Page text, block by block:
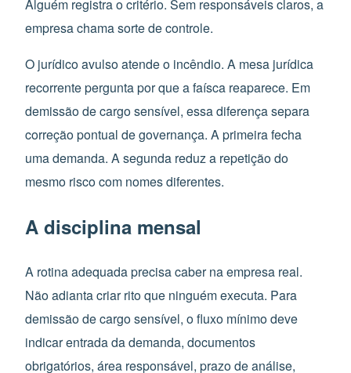
Alguém registra o critério. Sem responsáveis claros, a
empresa chama sorte de controle.
O jurídico avulso atende o incêndio. A mesa jurídica
recorrente pergunta por que a faísca reaparece. Em
demissão de cargo sensível, essa diferença separa
correção pontual de governança. A primeira fecha
uma demanda. A segunda reduz a repetição do
mesmo risco com nomes diferentes.
A disciplina mensal
A rotina adequada precisa caber na empresa real.
Não adianta criar rito que ninguém executa. Para
demissão de cargo sensível, o fluxo mínimo deve
indicar entrada da demanda, documentos
obrigatórios, área responsável, prazo de análise,